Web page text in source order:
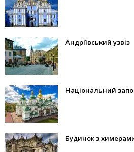
Андріївський узвіз
Національний
Будинок з